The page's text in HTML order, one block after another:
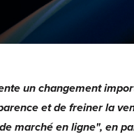
un changement
et de freiner la
marché en ligne", en